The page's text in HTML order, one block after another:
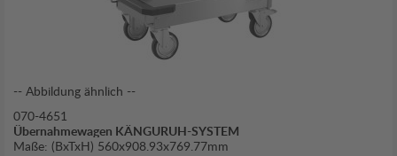
070-4651
Übernahmewagen KÄNGURUH-SYSTEM
Maße: (BxTxH) 560x908.93x769.77mm
-- Abbildung ähnlich --